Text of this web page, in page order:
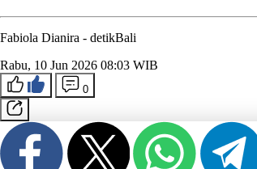
Fabiola Dianira - detikBali
Rabu, 10 Jun 2026 08:03 WIB
0